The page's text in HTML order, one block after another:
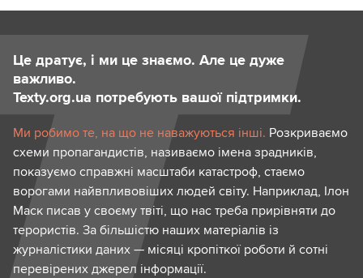
Це дратує, і ми це знаємо. Але це дуже
важливо.
Texty.org.ua потребують вашої підтримки.
Ми робимо те, на що не наважуються інші. Розкриваємо
схеми пропагандистів, називаємо імена зрадників,
показуємо справжні масштаби катастроф, стаємо
ворогами найвпливовіших людей світу. Наприклад, Ілон
Маск писав у своєму твіті, що нас треба прирівняти до
терористів. За більшістю наших матеріалів із
журналістики даних — місяці кропіткої роботи й сотні
перевірених джерел інформації.